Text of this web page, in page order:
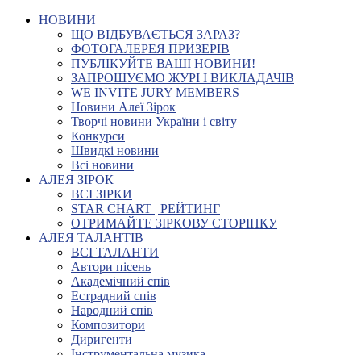
НОВИНИ
ЩО ВІДБУВАЄТЬСЯ ЗАРАЗ?
ФОТОГАЛЕРЕЯ ПРИЗЕРІВ
ПУБЛІКУЙТЕ ВАШІ НОВИНИ!
ЗАПРОШУЄМО ЖУРІ І ВИКЛАДАЧІВ
WE INVITE JURY MEMBERS
Новини Алеї Зірок
Творчі новини України і світу
Конкурси
Швидкі новини
Всі новини
АЛЕЯ ЗІРОК
ВСІ ЗІРКИ
STAR CHART | РЕЙТИНГ
ОТРИМАЙТЕ ЗІРКОВУ СТОРІНКУ
АЛЕЯ ТАЛАНТІВ
ВСІ ТАЛАНТИ
Автори пісень
Академічний спів
Естрадний спів
Народний спів
Композитори
Диригенти